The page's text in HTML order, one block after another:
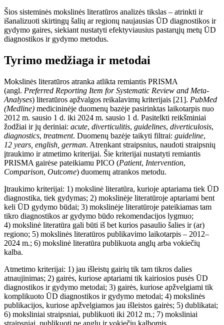
Šios sisteminės mokslinės literatūros analizės tikslas – atrinkti ir
išanalizuoti skirtingų šalių ar regionų naujausias ŪD diagnostikos ir
gydymo gaires, siekiant nustatyti efektyviausius pastarųjų metų ŪD
diagnostikos ir gydymo metodus.
Tyrimo medžiaga ir metodai
Mokslinės literatūros atranka atlikta remiantis PRISMA
(angl. Preferred Reporting Item for Systematic Review and Meta-
Analyses) literatūros apžvalgos reikalavimų kriterijais [21]. PubMed
(Medline) medicininėje duomenų bazėje pasirinktas laikotarpis nuo
2012 m. sausio 1 d. iki 2024 m. sausio 1 d. Pasitelkti reikšminiai
žodžiai ir jų deriniai: acute, diverticulitis, guidelines, diverticulosis,
diagnostics, treatment. Duomenų bazėje taikyti filtrai: guideline,
12 years, english, german. Atrenkant straipsnius, naudoti straipsnių
įtraukimo ir atmetimo kriterijai. Šie kriterijai nustatyti remiantis
PRISMA gairėse pateikiamu PICO (Patient, Intervention,
Comparison, Outcome) duomenų atrankos metodu.
Įtraukimo kriterijai: 1) mokslinė literatūra, kurioje aptariama tiek ŪD
diagnostika, tiek gydymas; 2) mokslinėje literatūroje aptariami bent
keli ŪD gydymo būdai; 3) mokslinėje literatūroje pateikiamas tam
tikro diagnostikos ar gydymo būdo rekomendacijos lygmuo;
4) mokslinė literatūra gali būti iš bet kurios pasaulio šalies ir (ar)
regiono; 5) mokslinės literatūros publikavimo laikotarpis – 2012–
2024 m.; 6) mokslinė literatūra publikuota anglų arba vokiečių
kalba.
Atmetimo kriterijai: 1) jau išleistų gairių tik tam tikros dalies
atnaujinimas; 2) gairės, kuriose aptariami tik kairiosios pusės ŪD
diagnostikos ir gydymo metodai; 3) gairės, kuriose apžvelgiami tik
komplikuoto ŪD diagnostikos ir gydymo metodai; 4) mokslinės
publikacijos, kuriose apžvelgiamos jau išleistos gairės; 5) dublikatai;
6) moksliniai straipsniai, publikuoti iki 2012 m.; 7) moksliniai
straipsniai, publikuoti ne anglų ir vokiečių kalbomis.